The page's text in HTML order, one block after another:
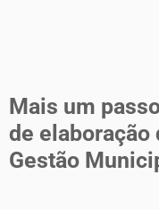
Mais um
de elaboração
Gestão